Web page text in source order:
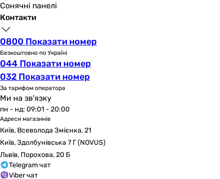
Сонячні панелі
Контакти
0800 Показати номер
Безкоштовно по Україні
044 Показати номер
032 Показати номер
За тарифом оператора
Ми на зв'язку
пн - нд: 09:01 - 20:00
Адреси магазинів
Київ, Всеволода Змієнка, 21
Київ, Здолбунівська 7 Г (NOVUS)
Львів, Порохова, 20 Б
Telegram чат
Viber чат